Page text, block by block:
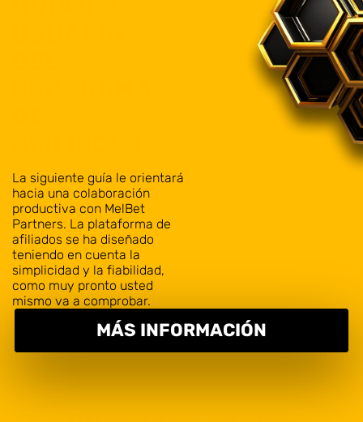
La siguiente guía le orientará
hacia una colaboración
productiva con MelBet
Partners. La plataforma de
afiliados se ha diseñado
teniendo en cuenta la
simplicidad y la fiabilidad,
como muy pronto usted
mismo va a comprobar.
MÁS INFORMACIÓN